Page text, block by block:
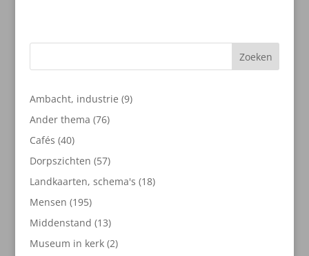
Zoeken
Ambacht, industrie 99
Ander thema 7676
Cafés 4040
producten
Dorpszichten 5757
producten
Landkaarten, schema's 1818
Mensen 195195
producten
Middenstand 1313
producten
Museum in kerk 22